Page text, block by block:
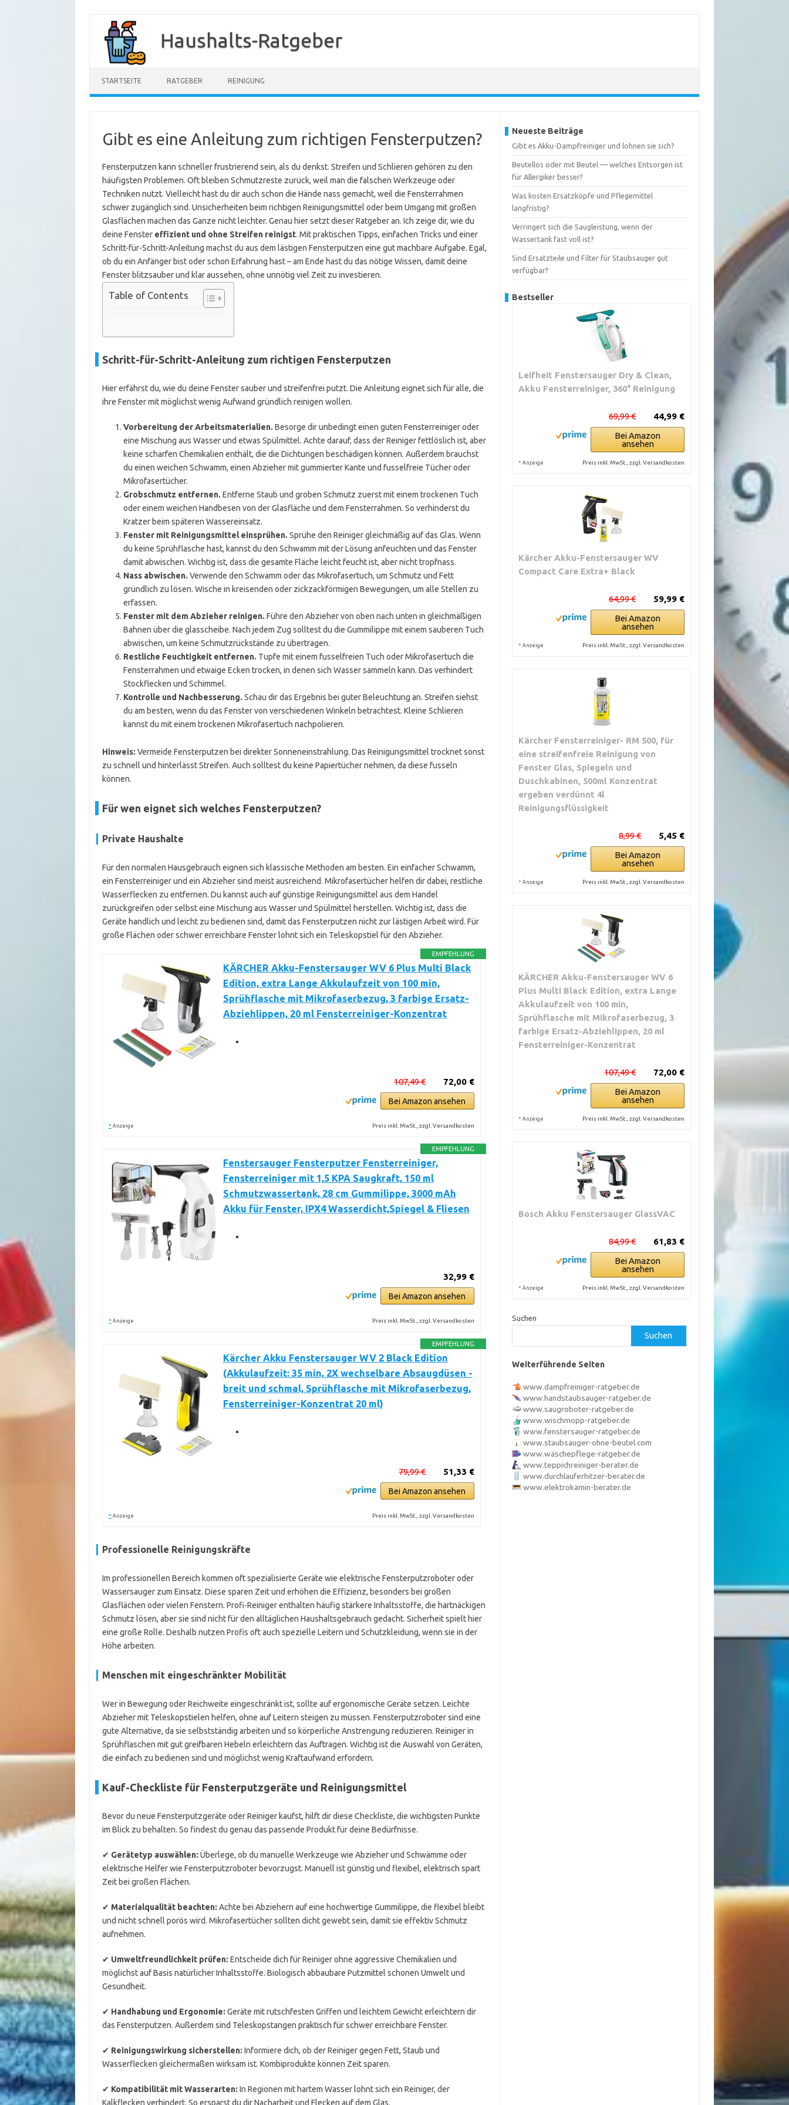
springen
Haushalts-Ratgeber
STARTSEITE RATGEBER REINIGUNG
Gibt es eine Anleitung zum richtigen Fensterputzen?
Fensterputzen kann schneller frustrierend sein, als du denkst. Streifen und Schlieren gehören zu den
häufigsten Problemen. Oft bleiben Schmutzreste zurück, weil man die falschen Werkzeuge oder
Techniken nutzt. Vielleicht hast du dir auch schon die Hände nass gemacht, weil die Fensterrahmen
schwer zugänglich sind. Unsicherheiten beim richtigen Reinigungsmittel oder beim Umgang mit großen
Glasflächen machen das Ganze nicht leichter. Genau hier setzt dieser Ratgeber an. Ich zeige dir, wie du
deine Fenster effizient und ohne Streifen reinigst. Mit praktischen Tipps, einfachen Tricks und einer
Schritt-für-Schritt-Anleitung machst du aus dem lästigen Fensterputzen eine gut machbare Aufgabe. Egal,
ob du ein Anfänger bist oder schon Erfahrung hast – am Ende hast du das nötige Wissen, damit deine
Fenster blitzsauber und klar aussehen, ohne unnötig viel Zeit zu investieren.
Table of Contents
Schritt-für-Schritt-Anleitung zum richtigen Fensterputzen
Hier erfährst du, wie du deine Fenster sauber und streifenfrei putzt. Die Anleitung eignet sich für alle, die
ihre Fenster mit möglichst wenig Aufwand gründlich reinigen wollen.
Vorbereitung der Arbeitsmaterialien. Besorge dir unbedingt einen guten Fensterreiniger oder
eine Mischung aus Wasser und etwas Spülmittel. Achte darauf, dass der Reiniger fettlöslich ist, aber
keine scharfen Chemikalien enthält, die die Dichtungen beschädigen können. Außerdem brauchst
du einen weichen Schwamm, einen Abzieher mit gummierter Kante und fusselfreie Tücher oder
Mikrofasertücher.
Grobschmutz entfernen. Entferne Staub und groben Schmutz zuerst mit einem trockenen Tuch
oder einem weichen Handbesen von der Glasfläche und dem Fensterrahmen. So verhinderst du
Kratzer beim späteren Wassereinsatz.
Fenster mit Reinigungsmittel einsprühen. Sprühe den Reiniger gleichmäßig auf das Glas. Wenn
du keine Sprühflasche hast, kannst du den Schwamm mit der Lösung anfeuchten und das Fenster
damit abwischen. Wichtig ist, dass die gesamte Fläche leicht feucht ist, aber nicht tropfnass.
Nass abwischen. Verwende den Schwamm oder das Mikrofasertuch, um Schmutz und Fett
gründlich zu lösen. Wische in kreisenden oder zickzackförmigen Bewegungen, um alle Stellen zu
erfassen.
Fenster mit dem Abzieher reinigen. Führe den Abzieher von oben nach unten in gleichmäßigen
Bahnen über die glasscheibe. Nach jedem Zug solltest du die Gummilippe mit einem sauberen Tuch
abwischen, um keine Schmutzrückstände zu übertragen.
Restliche Feuchtigkeit entfernen. Tupfe mit einem fusselfreien Tuch oder Mikrofasertuch die
Fensterrahmen und etwaige Ecken trocken, in denen sich Wasser sammeln kann. Das verhindert
Stockflecken und Schimmel.
Kontrolle und Nachbesserung. Schau dir das Ergebnis bei guter Beleuchtung an. Streifen siehst
du am besten, wenn du das Fenster von verschiedenen Winkeln betrachtest. Kleine Schlieren
kannst du mit einem trockenen Mikrofasertuch nachpolieren.
Hinweis: Vermeide Fensterputzen bei direkter Sonneneinstrahlung. Das Reinigungsmittel trocknet sonst
zu schnell und hinterlässt Streifen. Auch solltest du keine Papiertücher nehmen, da diese fusseln
können.
Für wen eignet sich welches Fensterputzen?
Private Haushalte
Für den normalen Hausgebrauch eignen sich klassische Methoden am besten. Ein einfacher Schwamm,
ein Fensterreiniger und ein Abzieher sind meist ausreichend. Mikrofasertücher helfen dir dabei, restliche
Wasserflecken zu entfernen. Du kannst auch auf günstige Reinigungsmittel aus dem Handel
zurückgreifen oder selbst eine Mischung aus Wasser und Spülmittel herstellen. Wichtig ist, dass die
Geräte handlich und leicht zu bedienen sind, damit das Fensterputzen nicht zur lästigen Arbeit wird. Für
große Flächen oder schwer erreichbare Fenster lohnt sich ein Teleskopstiel für den Abzieher.
EMPFEHLUNG
KÄRCHER Akku-Fenstersauger WV 6 Plus Multi Black
Edition, extra Lange Akkulaufzeit von 100 min,
Sprühflasche mit Mikrofaserbezug, 3 farbige Ersatz-
Abziehlippen, 20 ml Fensterreiniger-Konzentrat
72,00 €
107,49 €
Bei Amazon ansehen
* Anzeige Preis inkl. MwSt., zzgl. Versandkosten
EMPFEHLUNG
Fenstersauger Fensterputzer Fensterreiniger,
Fensterreiniger mit 1,5 KPA Saugkraft, 150 ml
Schmutzwassertank, 28 cm Gummilippe, 3000 mAh
Akku für Fenster, IPX4 Wasserdicht,Spiegel & Fliesen
32,99 €
Bei Amazon ansehen
* Anzeige Preis inkl. MwSt., zzgl. Versandkosten
EMPFEHLUNG
Kärcher Akku Fenstersauger WV 2 Black Edition
(Akkulaufzeit: 35 min, 2X wechselbare Absaugdüsen -
breit und schmal, Sprühflasche mit Mikrofaserbezug,
Fensterreiniger-Konzentrat 20 ml)
51,33 €
79,99 €
Bei Amazon ansehen
* Anzeige Preis inkl. MwSt., zzgl. Versandkosten
Professionelle Reinigungskräfte
Im professionellen Bereich kommen oft spezialisierte Geräte wie elektrische Fensterputzroboter oder
Wassersauger zum Einsatz. Diese sparen Zeit und erhöhen die Effizienz, besonders bei großen
Glasflächen oder vielen Fenstern. Profi-Reiniger enthalten häufig stärkere Inhaltsstoffe, die hartnäckigen
Schmutz lösen, aber sie sind nicht für den alltäglichen Haushaltsgebrauch gedacht. Sicherheit spielt hier
eine große Rolle. Deshalb nutzen Profis oft auch spezielle Leitern und Schutzkleidung, wenn sie in der
Höhe arbeiten.
Menschen mit eingeschränkter Mobilität
Wer in Bewegung oder Reichweite eingeschränkt ist, sollte auf ergonomische Geräte setzen. Leichte
Abzieher mit Teleskopstielen helfen, ohne auf Leitern steigen zu müssen. Fensterputzroboter sind eine
gute Alternative, da sie selbstständig arbeiten und so körperliche Anstrengung reduzieren. Reiniger in
Sprühflaschen mit gut greifbaren Hebeln erleichtern das Auftragen. Wichtig ist die Auswahl von Geräten,
die einfach zu bedienen sind und möglichst wenig Kraftaufwand erfordern.
Kauf-Checkliste für Fensterputzgeräte und Reinigungsmittel
Bevor du neue Fensterputzgeräte oder Reiniger kaufst, hilft dir diese Checkliste, die wichtigsten Punkte
im Blick zu behalten. So findest du genau das passende Produkt für deine Bedürfnisse.
✔ Gerätetyp auswählen: Überlege, ob du manuelle Werkzeuge wie Abzieher und Schwämme oder
elektrische Helfer wie Fensterputzroboter bevorzugst. Manuell ist günstig und flexibel, elektrisch spart
Zeit bei großen Flächen.
✔ Materialqualität beachten: Achte bei Abziehern auf eine hochwertige Gummilippe, die flexibel bleibt
und nicht schnell porös wird. Mikrofasertücher sollten dicht gewebt sein, damit sie effektiv Schmutz
aufnehmen.
✔ Umweltfreundlichkeit prüfen: Entscheide dich für Reiniger ohne aggressive Chemikalien und
möglichst auf Basis natürlicher Inhaltsstoffe. Biologisch abbaubare Putzmittel schonen Umwelt und
Gesundheit.
✔ Handhabung und Ergonomie: Geräte mit rutschfesten Griffen und leichtem Gewicht erleichtern dir
das Fensterputzen. Außerdem sind Teleskopstangen praktisch für schwer erreichbare Fenster.
✔ Reinigungswirkung sicherstellen: Informiere dich, ob der Reiniger gegen Fett, Staub und
Wasserflecken gleichermaßen wirksam ist. Kombiprodukte können Zeit sparen.
✔ Kompatibilität mit Wasserarten: In Regionen mit hartem Wasser lohnt sich ein Reiniger, der
Kalkflecken verhindert. So ersparst du dir Nacharbeit und Flecken auf dem Glas.
Neueste Beiträge
Gibt es Akku-Dampfreiniger und lohnen sie sich?
Beutellos oder mit Beutel — welches Entsorgen ist
für Allergiker besser?
Was kosten Ersatzköpfe und Pflegemittel
langfristig?
Verringert sich die Saugleistung, wenn der
Wassertank fast voll ist?
Sind Ersatzteile und Filter für Staubsauger gut
verfügbar?
Bestseller
Leifheit Fenstersauger Dry & Clean,
Akku Fensterreiniger, 360° Reinigung
44,99 €
69,99 €
Bei Amazon
ansehen
* Anzeige Preis inkl. MwSt., zzgl. Versandkosten
Kärcher Akku-Fenstersauger WV
Compact Care Extra+ Black
59,99 €
64,99 €
Bei Amazon
ansehen
* Anzeige Preis inkl. MwSt., zzgl. Versandkosten
Kärcher Fensterreiniger- RM 500, für
eine streifenfreie Reinigung von
Fenster Glas, Spiegeln und
Duschkabinen, 500ml Konzentrat
ergeben verdünnt 4l
Reinigungsflüssigkeit
5,45 €
8,99 €
Bei Amazon
ansehen
* Anzeige Preis inkl. MwSt., zzgl. Versandkosten
KÄRCHER Akku-Fenstersauger WV 6
Plus Multi Black Edition, extra Lange
Akkulaufzeit von 100 min,
Sprühflasche mit Mikrofaserbezug, 3
farbige Ersatz-Abziehlippen, 20 ml
Fensterreiniger-Konzentrat
72,00 €
107,49 €
Bei Amazon
ansehen
* Anzeige Preis inkl. MwSt., zzgl. Versandkosten
Bosch Akku Fenstersauger GlassVAC
61,83 €
84,99 €
Bei Amazon
ansehen
* Anzeige Preis inkl. MwSt., zzgl. Versandkosten
Suchen
Suchen
Weiterführende Seiten
www.dampfreiniger-ratgeber.de
www.handstaubsauger-ratgeber.de
www.saugroboter-ratgeber.de
www.wischmopp-ratgeber.de
www.fenstersauger-ratgeber.de
www.staubsauger-ohne-beutel.com
www.wäschepflege-ratgeber.de
www.teppichreiniger-berater.de
www.durchlauferhitzer-berater.de
www.elektrokamin-berater.de